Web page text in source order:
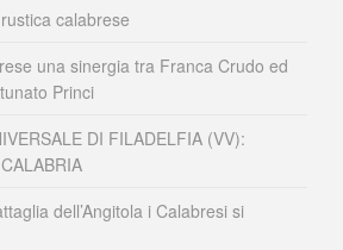
calabrese
una sinergia tra Franca Crudo ed
Princi
DI FILADELFIA (VV):
dell’Angitola i Calabresi si